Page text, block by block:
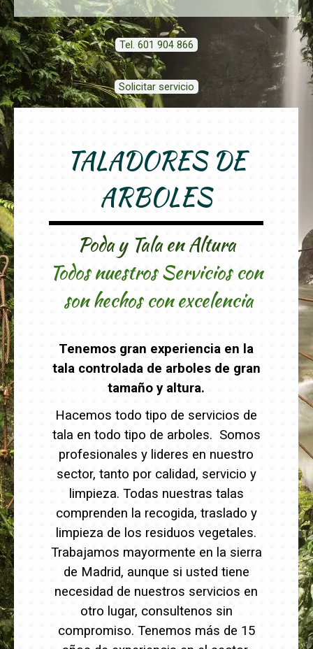
Tel. 601 904 866
Solicitar servicio
TALADORES DE
ARBOLES
Poda y Tala en Altura
Todos nuestros Servicios con
son hechos con excelencia
Tenemos gran experiencia en la
tala controlada de arboles de gran
tamaño y altura.
Hacemos todo tipo de servicios de
tala en todo tipo de arboles. Somos
profesionales y lideres en nuestro
sector, tanto por calidad, servicio y
limpieza. Todas nuestras talas
comprenden la recogida, traslado y
limpieza de los residuos vegetales.
Trabajamos mayormente en la sierra
de Madrid, aunque si usted tiene
necesidad de nuestros servicios en
otro lugar, consultenos sin
compromiso. Tenemos más de 15